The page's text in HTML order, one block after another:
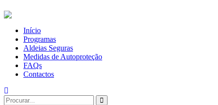
Início
Programas
Aldeias Seguras
Medidas de Autoproteção
FAQs
Contactos